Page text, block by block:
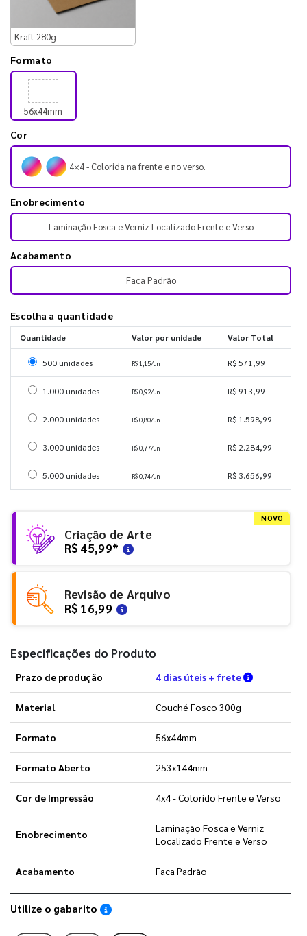
Kraft 280g
Formato
56x44mm
Cor
4×4 - Colorida na frente e no verso.
Enobrecimento
Laminação Fosca e Verniz Localizado Frente e Verso
Acabamento
Faca Padrão
Escolha a quantidade
Quantidade Valor por unidade Valor Total
Selecionar 500 unidades
500 unidades R$ 1,15/un R$ 571,99
Selecionar 1000 unidades
1.000 unidades R$ 0,92/un R$ 913,99
Selecionar 2000 unidades
2.000 unidades R$ 0,80/un R$ 1.598,99
Selecionar 3000 unidades
3.000 unidades R$ 0,77/un R$ 2.284,99
Selecionar 5000 unidades
5.000 unidades R$ 0,74/un R$ 3.656,99
NOVO
Criação de Arte
R$ 45,99*
Revisão de Arquivo
R$ 16,99
Especificações do Produto
Prazo de produção 4 dias úteis + frete Verifique
Material Couché Fosco 300g
Formato 56x44mm
Formato Aberto 253x144mm
Cor de Impressão 4x4 - Colorido Frente e Verso
Enobrecimento
Laminação Fosca e Verniz
Localizado Frente e Verso
Acabamento Faca Padrão
Utilize o gabarito Saiba como utilizar os nossos gabaritos